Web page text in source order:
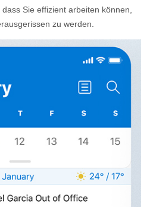
Sie effizient arbeiten können,
zu werden.